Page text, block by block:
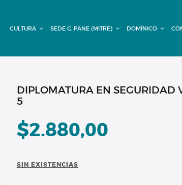
CULTURA SEDE G. PANE (MITRE) DOMÍNICO
DIPLOMATURA EN SEGURIDAD
5
$2.880,00
SIN EXISTENCIAS